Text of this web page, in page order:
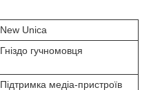
New Unica
Гніздо гучномовця
Підтримка медіа-пристроїв